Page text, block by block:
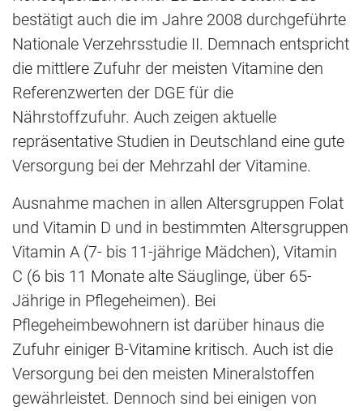
bestätigt auch die im Jahre 2008 durchgeführte
Nationale Verzehrsstudie II. Demnach entspricht
die mittlere Zufuhr der meisten Vitamine den
Referenzwerten der DGE für die
Nährstoffzufuhr. Auch zeigen aktuelle
repräsentative Studien in Deutschland eine gute
Versorgung bei der Mehrzahl der Vitamine.
Ausnahme machen in allen Altersgruppen Folat
und Vitamin D und in bestimmten Altersgruppen
Vitamin A (7- bis 11-jährige Mädchen), Vitamin
C (6 bis 11 Monate alte Säuglinge, über 65-
Jährige in Pflegeheimen). Bei
Pflegeheimbewohnern ist darüber hinaus die
Zufuhr einiger B-Vitamine kritisch. Auch ist die
Versorgung bei den meisten Mineralstoffen
gewährleistet. Dennoch sind bei einigen von